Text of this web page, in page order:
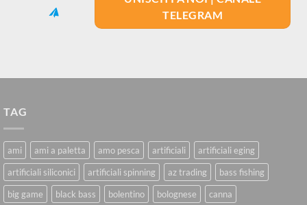
TELEGRAM
TAG
ami ami a paletta amo pesca artificiali
artificiali eging
artificiali siliconici
artificiali spinning az trading
bass fishing
big game
black bass bolentino bolognese
canna